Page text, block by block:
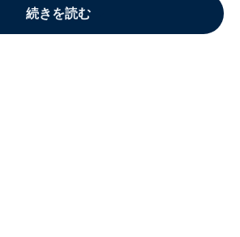
続きを読む